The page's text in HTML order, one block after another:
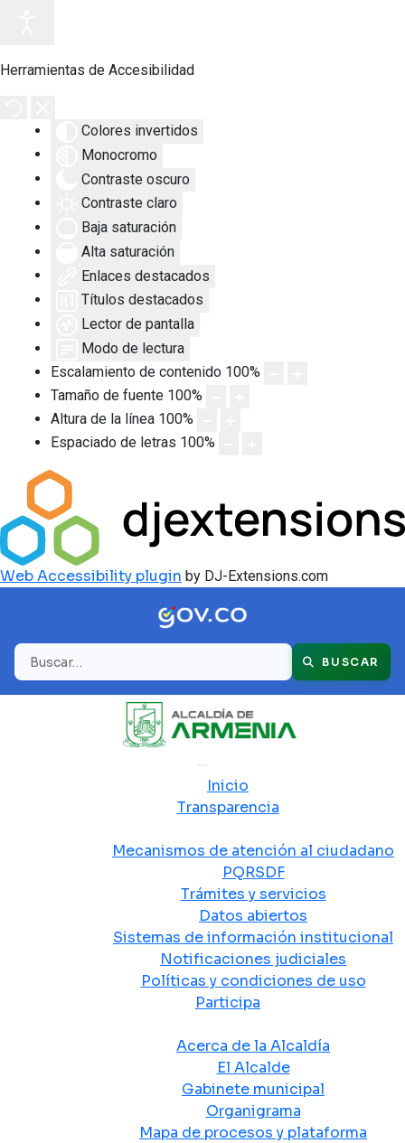
Herramientas de Accesibilidad
Colores invertidos
Monocromo
Contraste oscuro
Contraste claro
Baja saturación
Alta saturación
Enlaces destacados
Títulos destacados
Lector de pantalla
Modo de lectura
Escalamiento de contenido 100%
Tamaño de fuente 100%
Altura de la línea 100%
Espaciado de letras 100%
Web Accessibility plugin by DJ-Extensions.com
Buscar BUSCAR
Inicio
Transparencia
Mecanismos de atención al ciudadano
PQRSDF
Trámites y servicios
Datos abiertos
Sistemas de información institucional
Notificaciones judiciales
Políticas y condiciones de uso
Participa
Acerca de la Alcaldía
El Alcalde
Gabinete municipal
Organigrama
Mapa de procesos y plataforma